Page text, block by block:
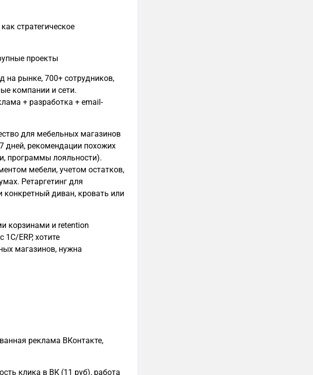
стратегическое
проекты
на рынке, 700+ сотрудников,
компании и сети.
+ разработка + email-
для мебельных магазинов
дней, рекомендации похожих
программы лояльности).
мебели, учетом остатков,
Ретаргетинг для
конкретный диван, кровать или
корзинами и retention
1С/ERP, хотите
магазинов, нужна
реклама ВКонтакте,
клика в ВК (11 руб), работа